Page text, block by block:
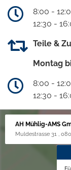
8:00 -
12:30 -
Teile &
Montag
8:00 -
12:30 -
AH Mühlig-AMS
Muldestrasse 31 ,